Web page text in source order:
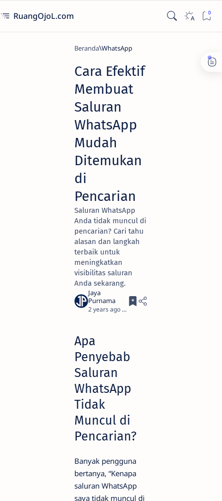
RuangOjoL.com
Beranda WhatsApp
Cara Efektif
Membuat
Saluran
WhatsApp
Mudah
Ditemukan
di
Pencarian
Saluran WhatsApp
Anda tidak muncul di
pencarian? Cari tahu
alasan dan langkah
terbaik untuk
meningkatkan
visibilitas saluran
Anda sekarang.
2 years ago 4
Apa
Penyebab
Saluran
WhatsApp
Tidak
Muncul di
Pencarian?
Banyak pengguna
bertanya, “Kenapa
saluran WhatsApp
saya tidak muncul di